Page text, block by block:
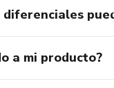
diferenciales
a mi producto?